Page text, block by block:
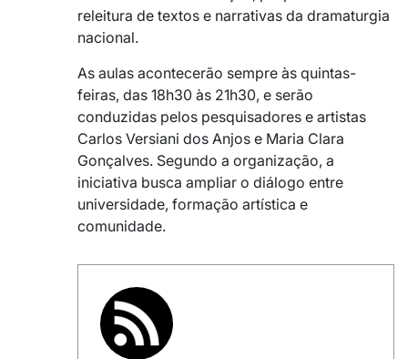
releitura de textos e narrativas da dramaturgia
nacional.
As aulas acontecerão sempre às quintas-
feiras, das 18h30 às 21h30, e serão
conduzidas pelos pesquisadores e artistas
Carlos Versiani dos Anjos e Maria Clara
Gonçalves. Segundo a organização, a
iniciativa busca ampliar o diálogo entre
universidade, formação artística e
comunidade.